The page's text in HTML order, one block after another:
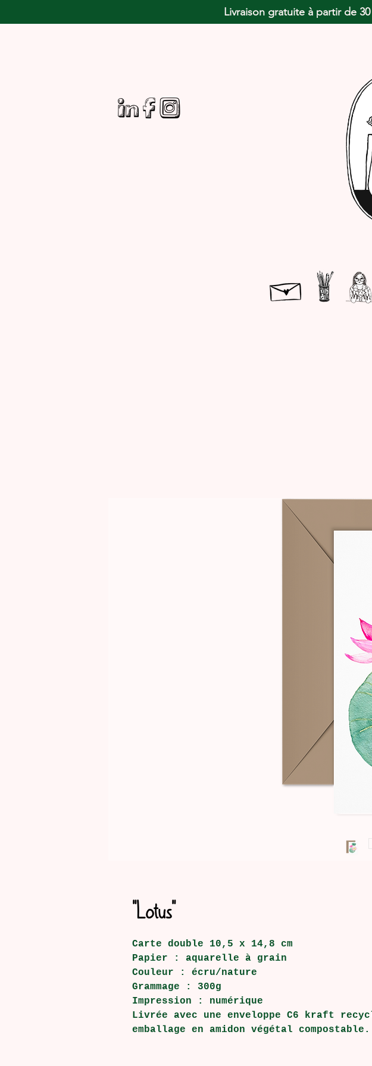
Livraison gratuite à partir de
"Lotus"
Carte double 10,5 x 14,8 cm
Papier : aquarelle à grain
Couleur : écru/nature
Grammage : 300g
Impression : numérique
Livrée avec une enveloppe C6 kraft
emballage en amidon végétal compostable.